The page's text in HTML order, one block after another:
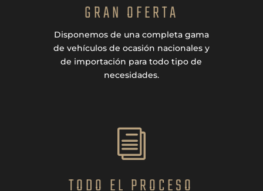
GRAN OFERTA
Disponemos de una completa gama
de vehículos de ocasión nacionales y
de importación para todo tipo de
necesidades.
i